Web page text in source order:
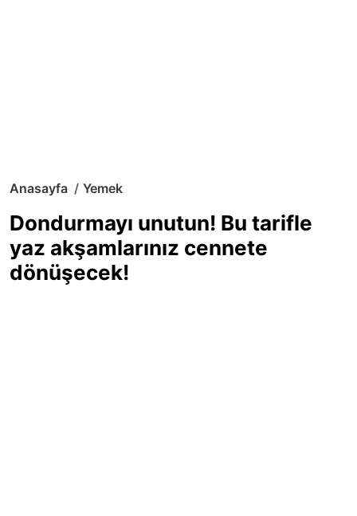
Anasayfa Yemek
Dondurmayı unutun! Bu tarifle
yaz akşamlarınız cennete
dönüşecek!